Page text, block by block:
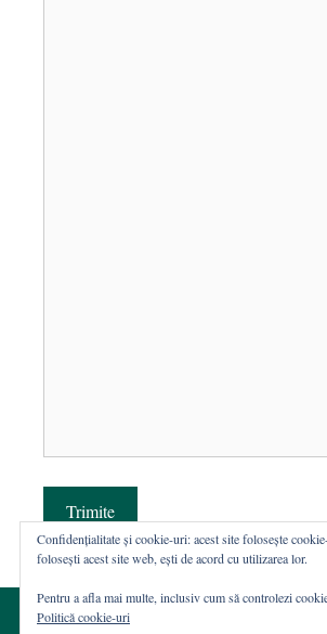
Trimite
Confidențialitate și cookie-uri: acest site folosește
folosești acest site web, ești de acord cu utilizarea lor.
Pentru a afla mai multe, inclusiv cum să controlezi
Politică cookie-uri